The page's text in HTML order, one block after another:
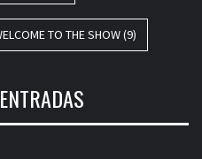
TO THE SHOW(9)